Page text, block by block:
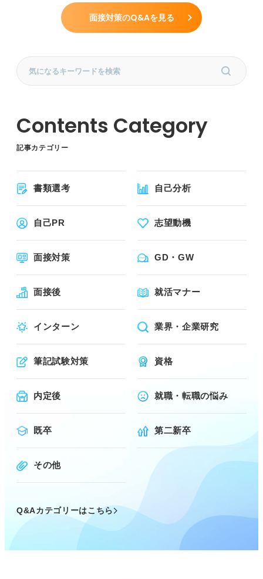
面接対策のQ&Aを見る
記事カテゴリー
書類選考 自己分析
自己PR 志望動機
面接対策 GD・GW
面接後 就活マナー
インターン 業界・企業研究
筆記試験対策 資格
内定後 就職・転職の悩み
既卒 第二新卒
その他
Q&Aカテゴリーはこちら